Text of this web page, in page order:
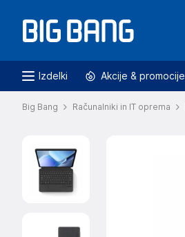
Izdelki Akcije & promocije
Big Bang Računalniki in IT oprema